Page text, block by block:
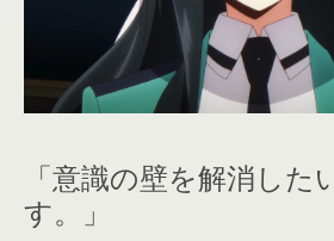
「意識の壁を解消した
す。」